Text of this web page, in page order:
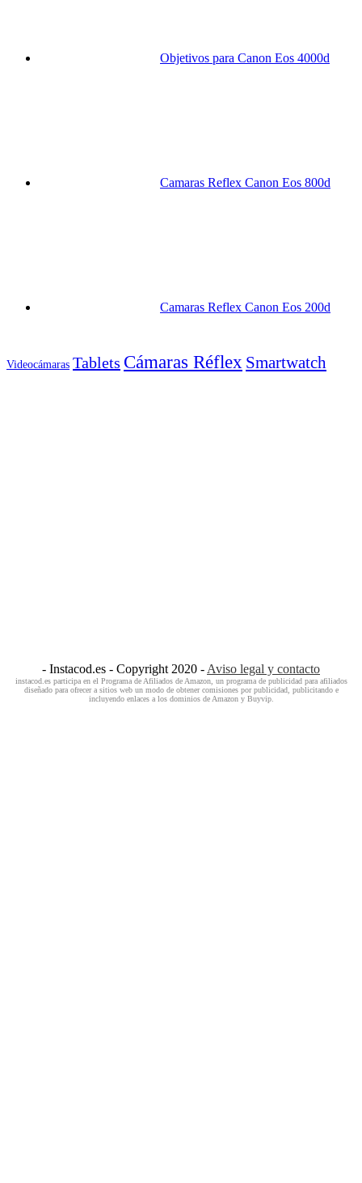
Objetivos para Canon Eos 4000d
Camaras Reflex Canon Eos 800d
Camaras Reflex Canon Eos 200d
Videocámaras Tablets Cámaras Réflex Smartwatch
- Instacod.es - Copyright 2020 - Aviso legal y contacto
instacod.es participa en el Programa de Afiliados de Amazon, un programa de publicidad para afiliados
diseñado para ofrecer a sitios web un modo de obtener comisiones por publicidad, publicitando e
incluyendo enlaces a los dominios de Amazon y Buyvip.